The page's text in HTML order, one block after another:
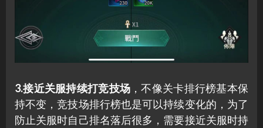
3.接近关服持续打竞技场 ，不像关卡排行榜基本保
持不变，竞技场排行榜也是可以持续变化的，为了
防止关服时自己排名落后很多，需要接近关服时持